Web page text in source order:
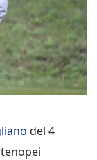
del 4